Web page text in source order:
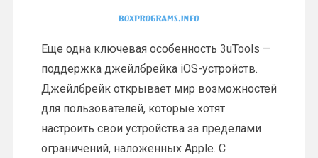
Еще одна ключевая особенность 3uTools —
поддержка джейлбрейка iOS-устройств.
Джейлбрейк открывает мир возможностей
для пользователей, которые хотят
настроить свои устройства за пределами
ограничений, наложенных Apple. С